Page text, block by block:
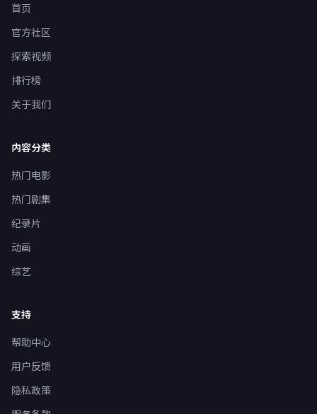
首页
官方社区
探索视频
排行榜
关于我们
内容分类
热门电影
热门剧集
纪录片
动画
综艺
支持
帮助中心
用户反馈
隐私政策